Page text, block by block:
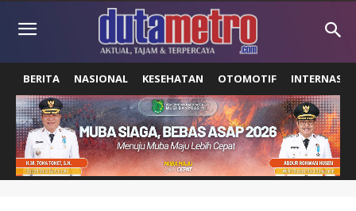
BERITA NASIONAL KESEHATAN OTOMOTIF